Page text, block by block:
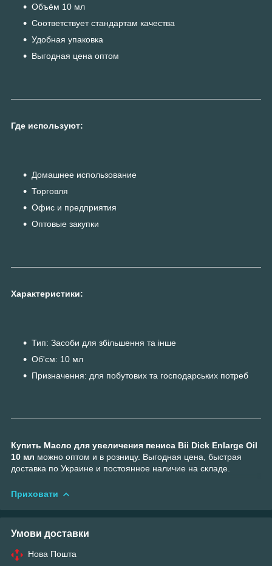
Объём 10 мл
Соответствует стандартам качества
Удобная упаковка
Выгодная цена оптом
Где используют:
Домашнее использование
Торговля
Офис и предприятия
Оптовые закупки
Характеристики:
Тип: Засоби для збільшення та інше
Об'єм: 10 мл
Призначення: для побутових та господарських потреб
Купить Масло для увеличения пениса Bii Dick Enlarge Oil
10 мл можно оптом и в розницу. Выгодная цена, быстрая
доставка по Украине и постоянное наличие на складе.
Приховати
Умови доставки
Нова Пошта